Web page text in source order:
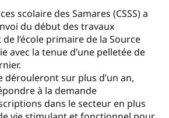
scolaire des Samares (CSSS) a
du début des travaux
l’école primaire de la Source
avec la tenue d’une pelletée de
dérouleront sur plus d’un an,
à la demande
dans le secteur en plus